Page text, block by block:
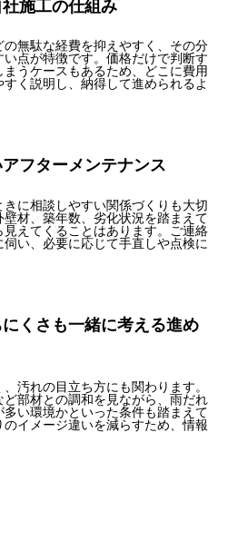
施工の仕組み
無駄な経費を抑えやすく、その分
点が特徴です。価格だけで判断す
うケースもあるため、どこに費用
く説明し、納得して進められるよ
フターメンテナンス
に相談しやすい関係づくりも大切
材、築年数、劣化状況を踏まえて
えてくることはあります。ご連絡
い、必要に応じて手直しや点検に
くさも一緒に考える進め
汚れの目立ち方にも関わります。
部材との調和を見ながら、雨だれ
い環境かといった条件も踏まえて
イメージ違いを減らすため、情報